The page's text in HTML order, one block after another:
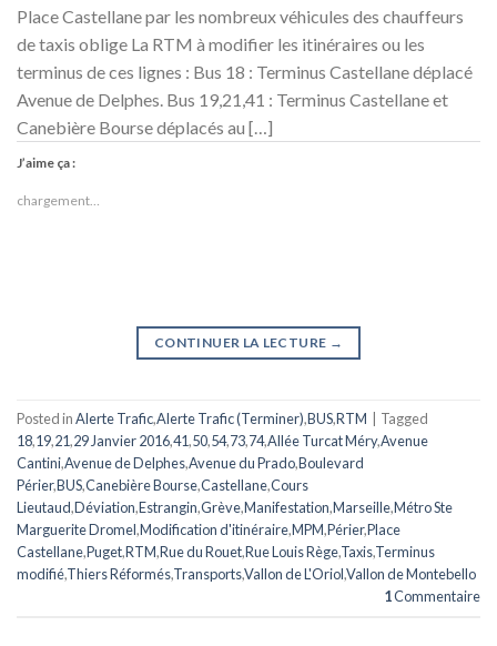
Place Castellane par les nombreux véhicules des chauffeurs
de taxis oblige La RTM à modifier les itinéraires ou les
terminus de ces lignes : Bus 18 : Terminus Castellane déplacé
Avenue de Delphes. Bus 19,21,41 : Terminus Castellane et
Canebière Bourse déplacés au […]
J’aime ça :
chargement…
CONTINUER LA LECTURE →
Posted inAlerte Trafic,Alerte Trafic (Terminer),BUS,RTM
Tagged
18,19,21,29 Janvier 2016,41,50,54,73,74,Allée Turcat Méry,Avenue
Cantini,Avenue de Delphes,Avenue du Prado,Boulevard
Périer,BUS,Canebière Bourse,Castellane,Cours
Lieutaud,Déviation,Estrangin,Grève,Manifestation,Marseille,Métro Ste
Marguerite Dromel,Modification d'itinéraire,MPM,Périer,Place
Castellane,Puget,RTM,Rue du Rouet,Rue Louis Rège,Taxis,Terminus
modifié,Thiers Réformés,Transports,Vallon de L'Oriol,Vallon de Montebello
1Commentaire